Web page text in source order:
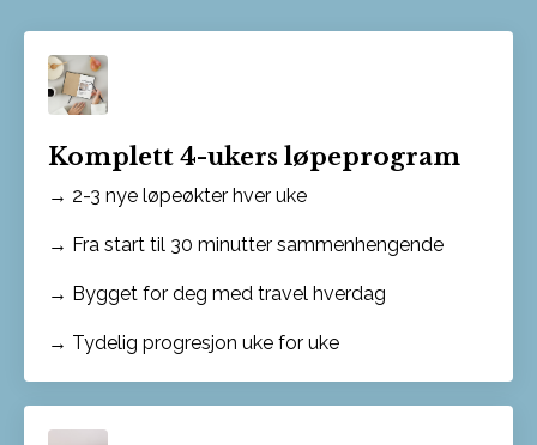
Komplett 4-ukers løpeprogram
→ 2-3 nye løpeøkter hver uke
→ Fra start til 30 minutter sammenhengende
→ Bygget for deg med travel hverdag
→ Tydelig progresjon uke for uke